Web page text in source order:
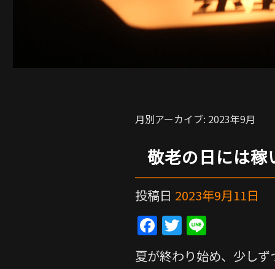
月別アーカイブ: 2023年9月
敬老の日には稼
投稿日 2023年9月11日
F
a
T
w n
夏が終わり始め、少し